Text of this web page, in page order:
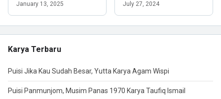
January 13, 2025 July 27, 2024
Karya Terbaru
Puisi Jika Kau Sudah Besar, Yutta Karya Agam Wispi
Puisi Panmunjom, Musim Panas 1970 Karya Taufiq Ismail